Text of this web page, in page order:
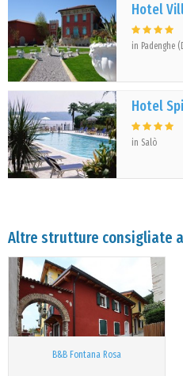
Hotel
in Padenghe
Hotel
in Salò
Altre strutture consigliate
B&B Fontana Rosa